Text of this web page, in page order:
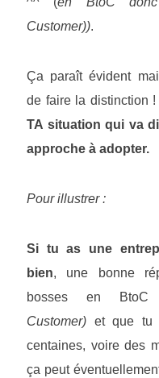
Customer)).
Ça paraît évident
de faire la distinction !
TA situation qui va
approche à adopter.
Pour illustrer :
Si tu as une
bien, une bonne
bosses en
Customer) et que tu
centaines, voire des
ça peut